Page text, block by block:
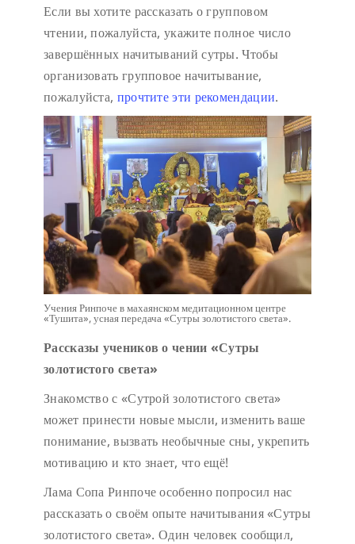
Если вы хотите рассказать о групповом
чтении, пожалуйста, укажите полное число
завершённых начитываний сутры. Чтобы
организовать групповое начитывание,
пожалуйста, прочтите эти рекомендации.
Учения Ринпоче в махаянском медитационном центре
«Тушита», усная передача «Сутры золотистого света».
Рассказы учеников о чении «Сутры
золотистого света»
Знакомство с «Сутрой золотистого света»
может принести новые мысли, изменить ваше
понимание, вызвать необычные сны, укрепить
мотивацию и кто знает, что ещё!
Лама Сопа Ринпоче особенно попросил нас
рассказать о своём опыте начитывания «Сутры
золотистого света». Один человек сообщил,